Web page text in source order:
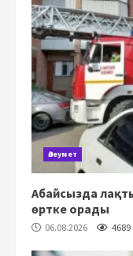
Әлеумет
Абайсызда
өртке орады
06.08.2026 4689